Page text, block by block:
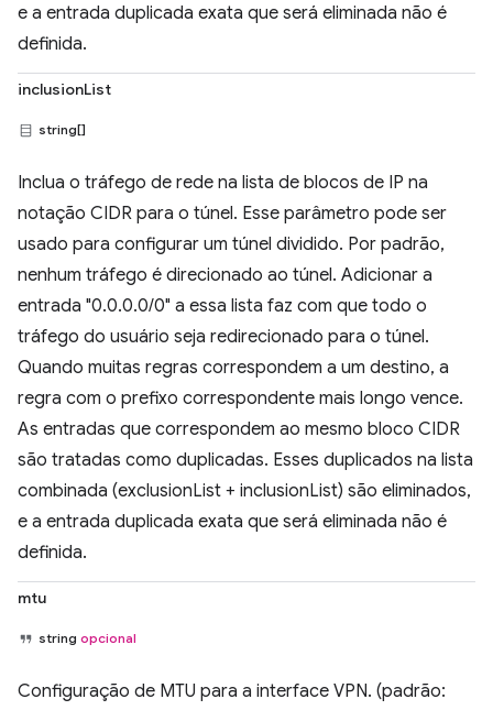
e a entrada duplicada exata que será eliminada não é
definida.
inclusionList
string[]
Inclua o tráfego de rede na lista de blocos de IP na
notação CIDR para o túnel. Esse parâmetro pode ser
usado para configurar um túnel dividido. Por padrão,
nenhum tráfego é direcionado ao túnel. Adicionar a
entrada "0.0.0.0/0" a essa lista faz com que todo o
tráfego do usuário seja redirecionado para o túnel.
Quando muitas regras correspondem a um destino, a
regra com o prefixo correspondente mais longo vence.
As entradas que correspondem ao mesmo bloco CIDR
são tratadas como duplicadas. Esses duplicados na lista
combinada (exclusionList + inclusionList) são eliminados,
e a entrada duplicada exata que será eliminada não é
definida.
mtu
string opcional
Configuração de MTU para a interface VPN. (padrão: